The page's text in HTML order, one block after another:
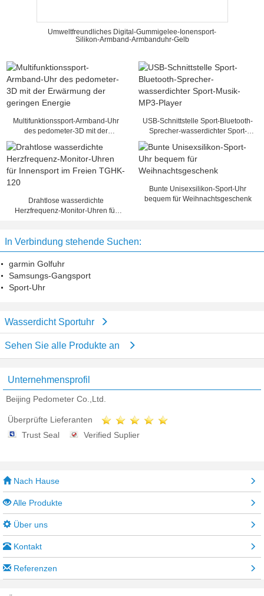
Umweltfreundliches Digital-Gummigelee-Ionensport-
Silikon-Armband-Armbanduhr-Gelb
Multifunktionssport-Armband-Uhr
des pedometer-3D mit der
Erwärmung der geringen Energie
USB-Schnittstelle Sport-Bluetooth-
Sprecher-wasserdichter Sport-
Drahtlose wasserdichte
Herzfrequenz-Monitor-Uhren für
Bunte Unisexsilikon-Sport-Uhr
bequem für Weihnachtsgeschenk
In Verbindung stehende Suchen:
garmin Golfuhr
Samsungs-Gangsport
Sport-Uhr
Wasserdicht Sportuhr
Sehen Sie alle Produkte an
Unternehmensprofil
Beijing Pedometer Co.,Ltd.
Überprüfte Lieferanten
Trust Seal
Verified Suplier
Nach Hause
Alle Produkte
Über uns
Kontakt
Referenzen